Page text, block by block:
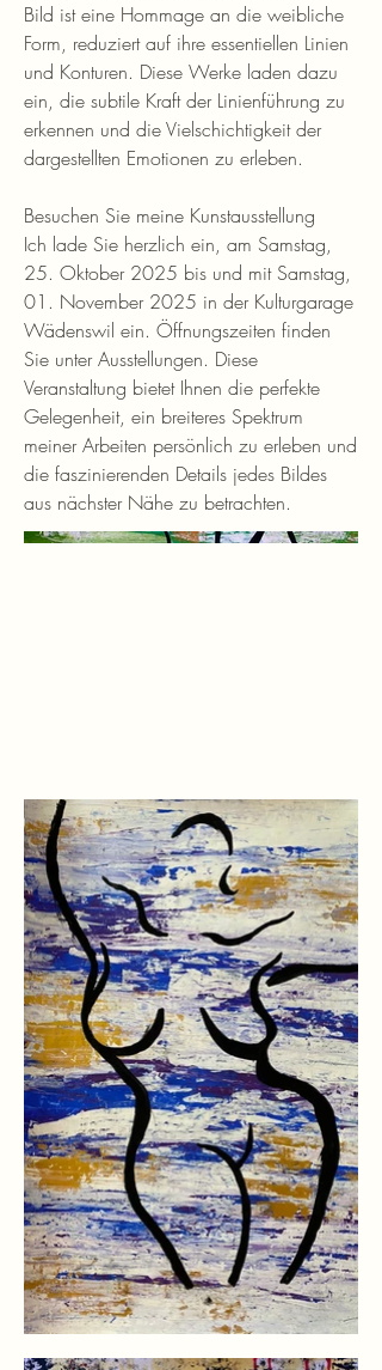
Bild ist eine Hommage an die weibliche
Form, reduziert auf ihre essentiellen Linien
und Konturen. Diese Werke laden dazu
ein, die subtile Kraft der Linienführung zu
erkennen und die Vielschichtigkeit der
dargestellten Emotionen zu erleben.
Besuchen Sie meine Kunstausstellung
Ich lade Sie herzlich ein, am Samstag,
25. Oktober 2025 bis und mit Samstag,
01. November 2025 in der Kulturgarage
Wädenswil ein. Öffnungszeiten finden
Sie unter Ausstellungen. Diese
Veranstaltung bietet Ihnen die perfekte
Gelegenheit, ein breiteres Spektrum
meiner Arbeiten persönlich zu erleben und
die faszinierenden Details jedes Bildes
aus nächster Nähe zu betrachten.